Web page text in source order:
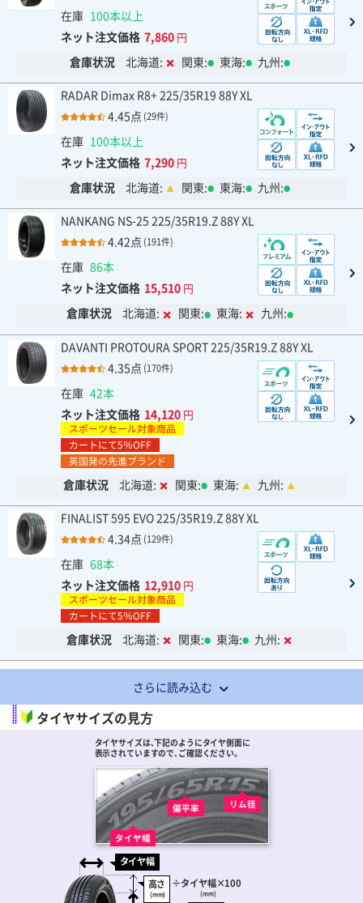
在庫 100本以上
ネット注文価格 7,860 円
倉庫状況 北海道: 関東: 東海: 九州:
RADAR Dimax R8+ 225/35R19 88Y XL
4.45点 (29件)
在庫 100本以上
ネット注文価格 7,290 円
倉庫状況 北海道: 関東: 東海: 九州:
NANKANG NS-25 225/35R19.Z 88Y XL
4.42点 (191件)
在庫 86本
ネット注文価格 15,510 円
倉庫状況 北海道: 関東: 東海: 九州:
DAVANTI PROTOURA SPORT 225/35R19.Z 88Y XL
4.35点 (170件)
在庫 42本
ネット注文価格 14,120 円
スポーツセール対象商品
カートにて5％OFF
英国発の先進ブランド
倉庫状況 北海道: 関東: 東海: 九州:
FINALIST 595 EVO 225/35R19.Z 88Y XL
4.34点 (129件)
在庫 68本
ネット注文価格 12,910 円
スポーツセール対象商品
カートにて5％OFF
倉庫状況 北海道: 関東: 東海: 九州:
さらに読み込む
タイヤサイズの見方
タイヤサイズは､下記のようにタイヤ側面に
表示されていますので､ご確認ください。
タイヤ幅
偏平率 リム径
タイヤ幅
高さ
(mm)
÷タイヤ幅
(mm)
×100